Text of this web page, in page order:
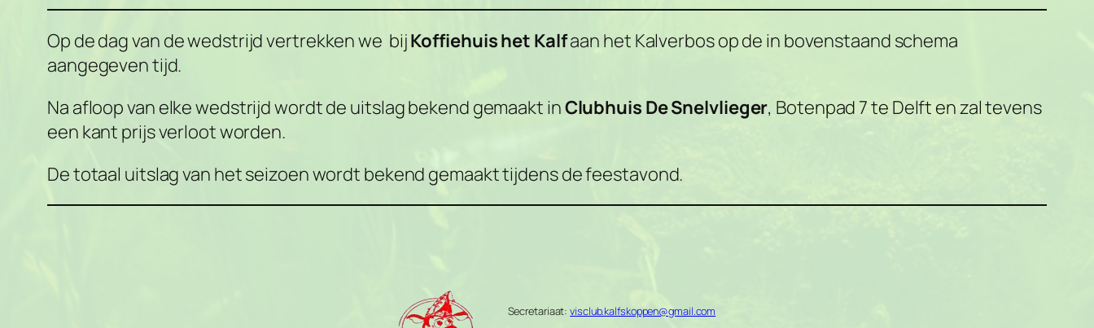
Op de dag van de wedstrijd vertrekken we bijKoffiehuis het Kalfaan het Kalverbos op de in bovenstaand schema
aangegeven tijd.
Na afloop van elke wedstrijd wordt de uitslag bekend gemaakt inClubhuis De Snelvlieger, Botenpad 7 te Delft en zal tevens
een kant prijs verloot worden.
De totaal uitslag van het seizoen wordt bekend gemaakt tijdens de feestavond.
Secretariaat:visclub.kalfskoppen@gmail.com